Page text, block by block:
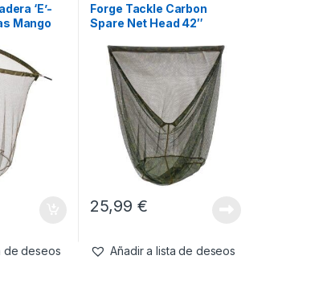
‘E’-
Mango
de deseos
Forge Tackle Carbon
Spare Net Head 42″
25,99 €
Añadir a lista de deseos